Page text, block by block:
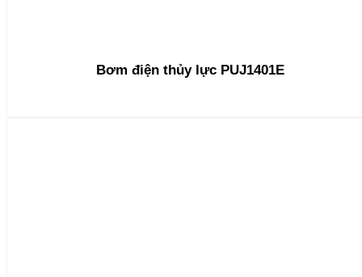
Bơm điện thủy lực PUJ1401E